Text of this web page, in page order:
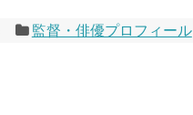
監督・俳優プロフィール